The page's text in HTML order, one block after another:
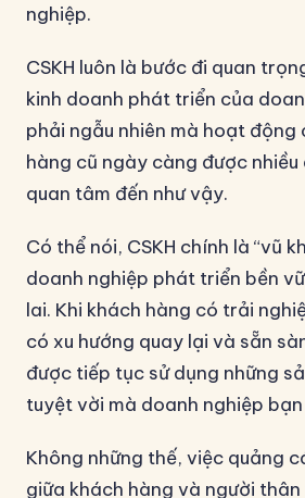
nghiệp.
CSKH luôn là bước đi quan
kinh doanh phát triển của
phải ngẫu nhiên mà hoạt động
hàng cũ ngày càng được
quan tâm đến như vậy.
Có thể nói, CSKH chính là “vũ
doanh nghiệp phát triển bền
lai. Khi khách hàng có trải
có xu hướng quay lại và sẵn
được tiếp tục sử dụng những
tuyệt vời mà doanh nghiệp
Không những thế, việc quảng
giữa khách hàng và người thân